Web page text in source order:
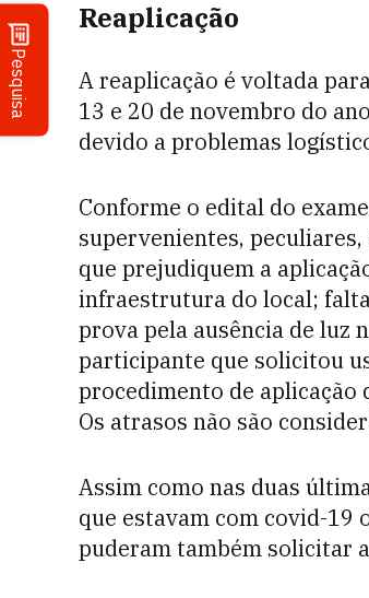
Pesquisa
Reaplicação
A reaplicação é voltada
13 e 20 de novembro do
devido a problemas
Conforme o edital do
supervenientes,
que prejudiquem a
infraestrutura do local;
prova pela ausência de
participante que solicitou
procedimento de
Os atrasos não são
Assim como nas duas
que estavam com covid-19
puderam também solicitar